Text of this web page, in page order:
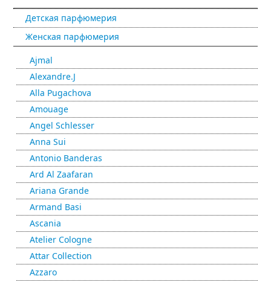
Детская парфюмерия
Женская парфюмерия
Ajmal
Alexandre.J
Alla Pugachova
Amouage
Angel Schlesser
Anna Sui
Antonio Banderas
Ard Al Zaafaran
Ariana Grande
Armand Basi
Ascania
Atelier Cologne
Attar Collection
Azzaro